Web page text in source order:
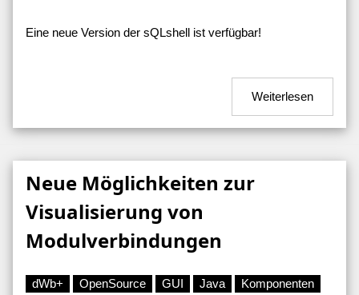
Eine neue Version der sQLshell ist verfügbar!
Weiterlesen
Neue Möglichkeiten zur
Visualisierung von
Modulverbindungen
dWb+ OpenSource GUI Java Komponenten